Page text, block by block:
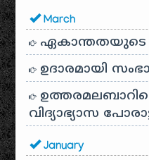
March
ഏകാന്തതയുടെ
ഉദാരമായി
വിദ്യാഭ്യാസ
January